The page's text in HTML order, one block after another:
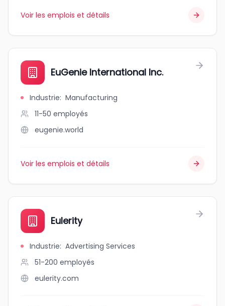
Voir les emplois et détails
EuGenie International Inc.
Industrie: Manufacturing
11-50 employés
eugenie.world
Voir les emplois et détails
Eulerity
Industrie: Advertising Services
51-200 employés
eulerity.com